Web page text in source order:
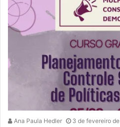
Ana Paula Hedler 3 de fevereiro